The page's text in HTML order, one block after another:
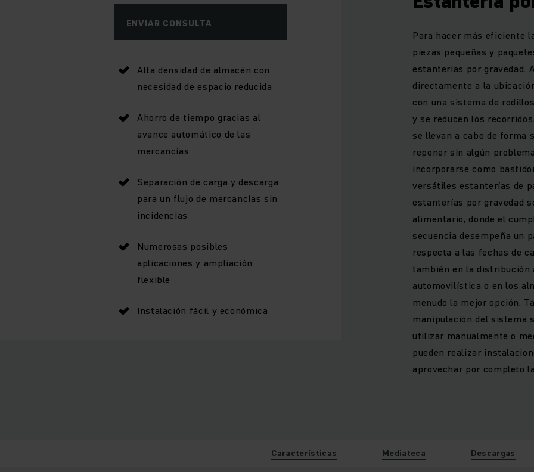
ENVIAR CONSULTA
Alta densidad de almacén con
necesidad de espacio reducida
Ahorro de tiempo gracias al
avance automático de las
mercancías
Separación de carga y descarga
para un flujo de mercancías sin
incidencias
Numerosas posibles
aplicaciones y ampliación
flexible
Instalación fácil y económica
Para hacer más eficiente
piezas pequeñas y
estanterías por gravedad.
directamente a la
con una sistema de
y se reducen los
se llevan a cabo de forma
reponer sin algún
incorporarse como
versátiles estanterías de
estanterías por gravedad
alimentario, donde el
secuencia desempeña un
respecta a las fechas de
también en la
automovilística o en los
menudo la mejor opción.
manipulación del sistema
utilizar manualmente o
pueden realizar
aprovechar por completo
Características Mediateca Descargas